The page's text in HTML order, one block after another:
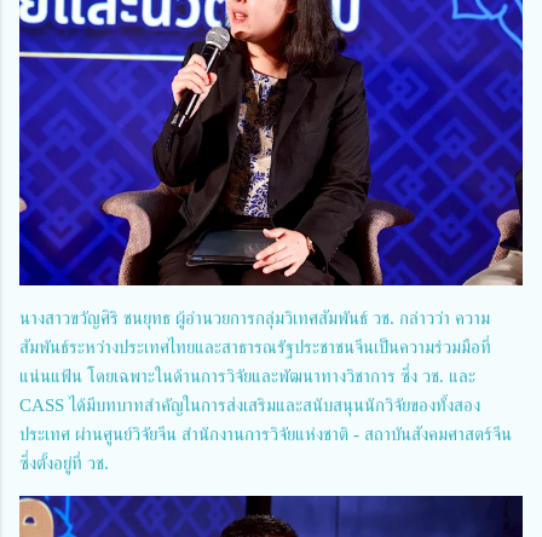
นางสาวขวัญศิริ ชนยุทธ ผู้อำนวยการกลุ่มวิเทศสัมพันธ์ วช. กล่าวว่า ความ
สัมพันธ์ระหว่างประเทศไทยและสาธารณรัฐประชาชนจีนเป็นความร่วมมือที่
แน่นแฟ้น โดยเฉพาะในด้านการวิจัยและพัฒนาทางวิชาการ ซึ่ง วช. และ
CASS ได้มีบทบาทสำคัญในการส่งเสริมและสนับสนุนนักวิจัยของทั้งสอง
ประเทศ ผ่านศูนย์วิจัยจีน สำนักงานการวิจัยแห่งชาติ - สถาบันสังคมศาสตร์จีน
ซึ่งตั้งอยู่ที่ วช.